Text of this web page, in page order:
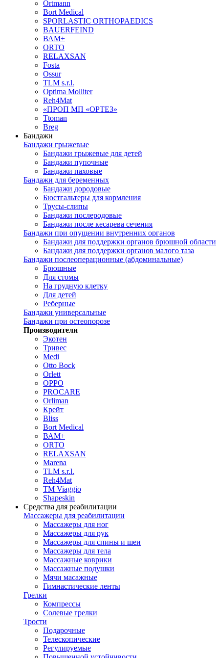
Ortmann
Bort Medical
SPORLASTIC ORTHOPAEDICS
BAUERFEIND
ВАМ+
ORTO
RELAXSAN
Fosta
Ossur
TLM s.r.l.
Optima Molliter
Reh4Mat
«ПРОП МП «ОРТЕЗ»
Ttoman
Breg
Бандажи
Бандажи грыжевые
Бандажи грыжевые для детей
Бандажи пупочные
Бандажи паховые
Бандажи для беременных
Бандажи дородовые
Бюстгальтеры для кормления
Трусы-слипы
Бандажи послеродовые
Бандажи после кесарева сечения
Бандажи при опущении внутренних органов
Бандажи для поддержки органов брюшной области
Бандажи для поддержки органов малого таза
Бандажи послеоперационные (абдоминальные)
Брюшные
Для стомы
На грудную клетку
Для детей
Реберные
Бандажи универсальные
Бандажи при остеопорозе
Производители
Экотен
Тривес
Medi
Otto Bock
Orlett
OPPO
PROCARE
Orliman
Крейт
Bliss
Bort Medical
ВАМ+
ORTO
RELAXSAN
Marena
TLM s.r.l.
Reh4Mat
TM Viaggio
Shapeskin
Средства для реабилитации
Массажеры для реабилитации
Массажеры для ног
Массажеры для рук
Массажеры для спины и шеи
Массажеры для тела
Массажные коврики
Массажные подушки
Мячи масажные
Гимнастические ленты
Грелки
Компрессы
Солевые грелки
Трости
Подарочные
Телескопические
Регулируемые